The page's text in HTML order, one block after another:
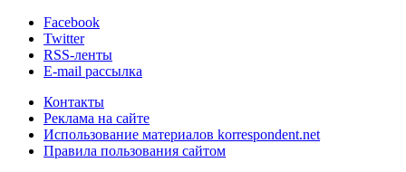
Facebook
Twitter
RSS-ленты
E-mail рассылка
Контакты
Реклама на сайте
Использование материалов korrespondent.net
Правила пользования сайтом